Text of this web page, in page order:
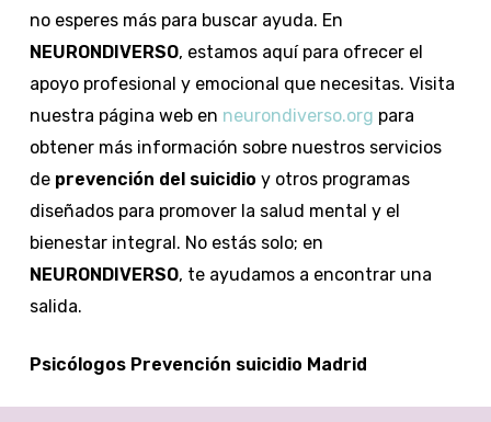
no esperes más para buscar ayuda. En
NEURONDIVERSO, estamos aquí para ofrecer el
apoyo profesional y emocional que necesitas. Visita
nuestra página web en neurondiverso.org para
obtener más información sobre nuestros servicios
de prevención del suicidio y otros programas
diseñados para promover la salud mental y el
bienestar integral. No estás solo; en
NEURONDIVERSO, te ayudamos a encontrar una
salida.
Psicólogos Prevención suicidio Madrid